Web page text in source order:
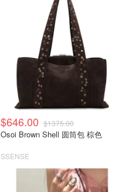
$646.00 $1375.00
Osoi Brown Shell 圆筒包 棕色
SSENSE